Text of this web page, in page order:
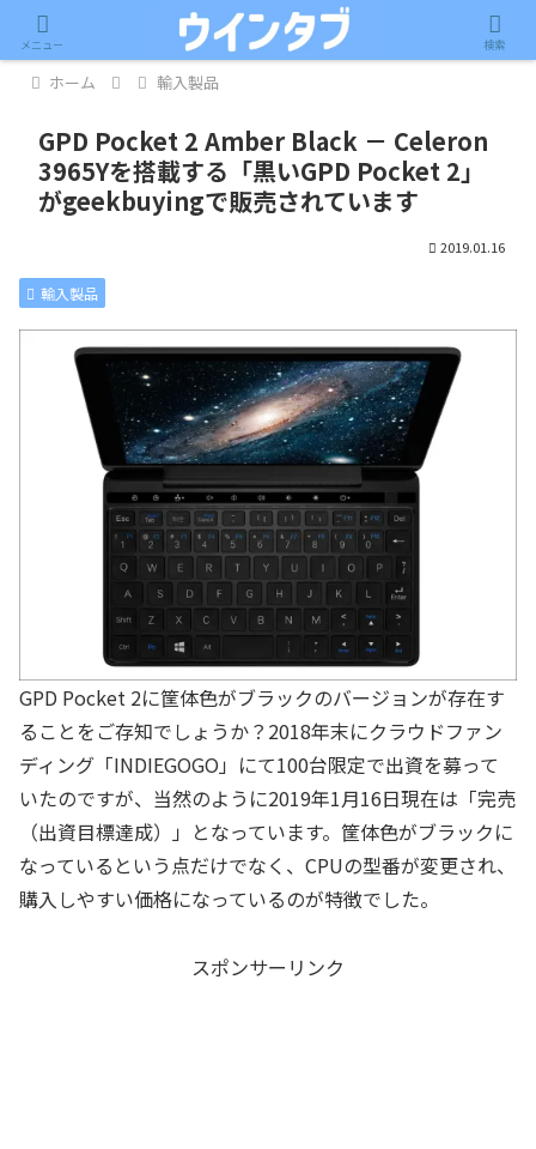
記事内に広告が含まれています。
ホーム 輸入製品
GPD Pocket 2 Amber Black － Celeron
3965Yを搭載する「黒いGPD Pocket 2」
がgeekbuyingで販売されています
2019.01.16
輸入製品
GPD Pocket 2に筐体色がブラックのバージョンが存在す
ることをご存知でしょうか？2018年末にクラウドファン
ディング「INDIEGOGO」にて100台限定で出資を募って
いたのですが、当然のように2019年1月16日現在は「完売
（出資目標達成）」となっています。筐体色がブラックに
なっているという点だけでなく、CPUの型番が変更され、
購入しやすい価格になっているのが特徴でした。
スポンサーリンク
メニュー 検索